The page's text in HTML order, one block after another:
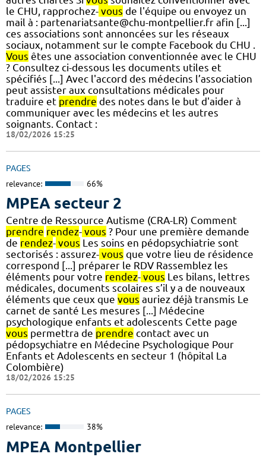
le CHU, rapprochez- vous de l'équipe ou envoyez un
mail à : partenariatsante@chu-montpellier.fr afin [...]
ces associations sont annoncées sur les réseaux
sociaux, notamment sur le compte Facebook du CHU .
Vous êtes une association conventionnée avec le CHU
? Consultez ci-dessous les documents utiles et
spécifiés [...] Avec l'accord des médecins l’association
peut assister aux consultations médicales pour
traduire et prendre des notes dans le but d'aider à
communiquer avec les médecins et les autres
soignants. Contact :
18/02/2026 15:25
PAGES
relevance: 66%
MPEA secteur 2
Centre de Ressource Autisme (CRA-LR) Comment
prendre rendez- vous ? Pour une première demande
de rendez- vous Les soins en pédopsychiatrie sont
sectorisés : assurez- vous que votre lieu de résidence
correspond [...] préparer le RDV Rassemblez les
éléments pour votre rendez- vous Les bilans, lettres
médicales, documents scolaires s’il y a de nouveaux
éléments que ceux que vous auriez déjà transmis Le
carnet de santé Les mesures [...] Médecine
psychologique enfants et adolescents Cette page
vous permettra de prendre contact avec un
pédopsychiatre en Médecine Psychologique Pour
Enfants et Adolescents en secteur 1 (hôpital La
Colombière)
18/02/2026 15:25
PAGES
relevance: 38%
MPEA Montpellier